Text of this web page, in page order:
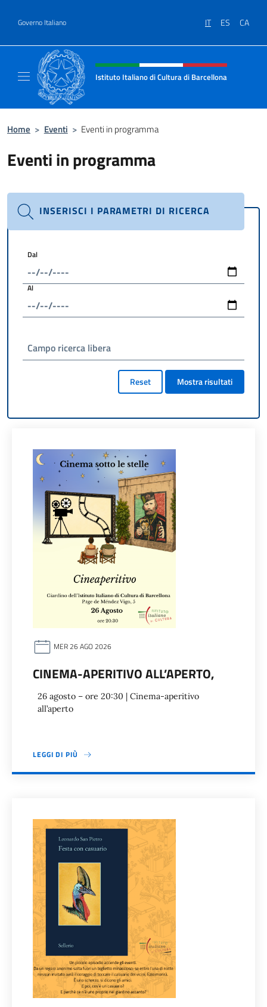
Governo Italiano IT ES CA
Intestazione sito, social e menù
Istituto Italiano di Cultura di Barcellona
Home > Eventi > Eventi in programma
Eventi in programma
INSERISCI I PARAMETRI DI RICERCA
Dal
Al
Campo ricerca libera
Reset Mostra risultati
MER 26 AGO 2026
CINEMA-APERITIVO ALL’APERTO,
26 agosto – ore 20:30 | Cinema-aperitivo
all’aperto
LEGGI DI PIÙ